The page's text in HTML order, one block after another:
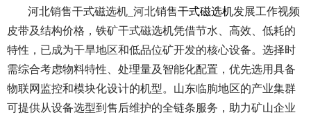
河北销售干式磁选机_河北销售干式磁选机发展工作视频
皮带及结构价格，铁矿干式磁选机凭借节水、高效、低耗的
特性，已成为干旱地区和低品位矿开发的核心设备。选择时
需综合考虑物料特性、处理量及智能化配置，优先选用具备
物联网监控和模块化设计的机型。山东临朐地区的产业集群
可提供从设备选型到售后维护的全链条服务，助力矿山企业